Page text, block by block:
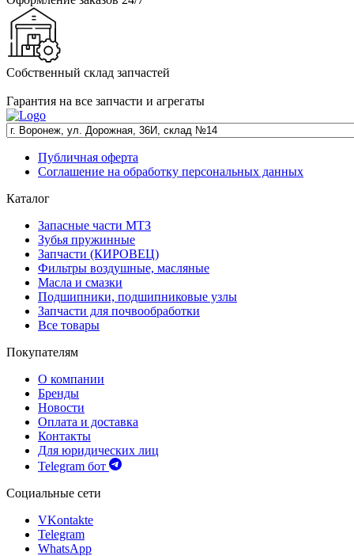
Собственный склад запчастей
Гарантия на все запчасти и агрегаты
Публичная оферта
Соглашение на обработку персональных данных
Каталог
Запасные части МТЗ
Зубья пружинные
Запчасти (КИРОВЕЦ)
Фильтры воздушные, масляные
Масла и смазки
Подшипники, подшипниковые узлы
Запчасти для почвообработки
Все товары
Покупателям
О компании
Бренды
Новости
Оплата и доставка
Контакты
Для юридических лиц
Telegram бот
Социальные сети
VKontakte
Telegram
WhatsApp